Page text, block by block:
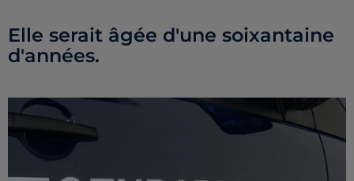
Elle serait âgée d'une soixantaine
d'années.